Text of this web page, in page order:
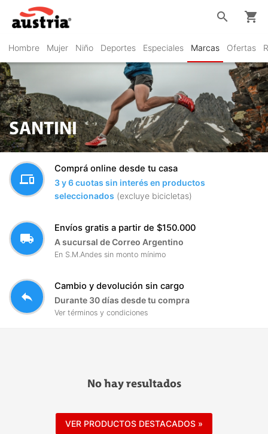
Hombre Mujer Niño Deportes Especiales Marcas Ofertas
search shopping_cart
SANTINI
devices
Comprá online desde tu casa
3 y 6 cuotas sin interés en productos
seleccionados (excluye bicicletas)
local_shipping
Envíos gratis a partir de $150.000
A sucursal de Correo Argentino
En S.M.Andes sin monto mínimo
reply
Cambio y devolución sin cargo
Durante 30 días desde tu compra
Ver términos y condiciones
No hay resultados
VER PRODUCTOS DESTACADOS »